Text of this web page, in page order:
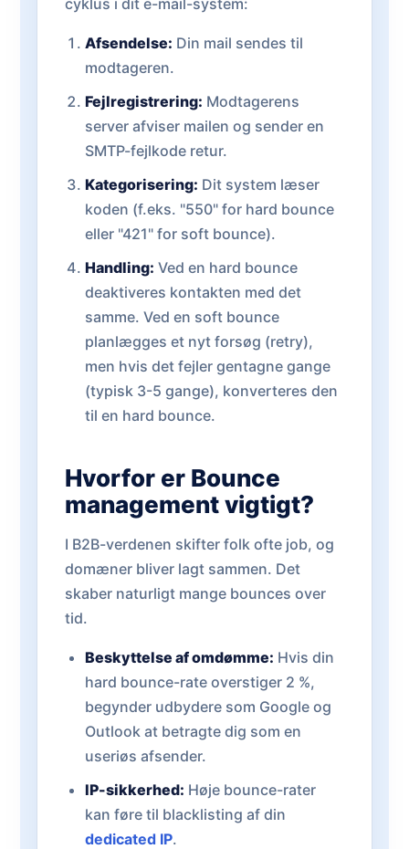
cyklus i dit e-mail-system:
Afsendelse: Din mail sendes til
modtageren.
Fejlregistrering: Modtagerens
server afviser mailen og sender en
SMTP-fejlkode retur.
Kategorisering: Dit system læser
koden (f.eks. "550" for hard bounce
eller "421" for soft bounce).
Handling: Ved en hard bounce
deaktiveres kontakten med det
samme. Ved en soft bounce
planlægges et nyt forsøg (retry),
men hvis det fejler gentagne gange
(typisk 3-5 gange), konverteres den
til en hard bounce.
Hvorfor er Bounce
management vigtigt?
I B2B-verdenen skifter folk ofte job, og
domæner bliver lagt sammen. Det
skaber naturligt mange bounces over
tid.
Beskyttelse af omdømme: Hvis din
hard bounce-rate overstiger 2 %,
begynder udbydere som Google og
Outlook at betragte dig som en
useriøs afsender.
IP-sikkerhed: Høje bounce-rater
kan føre til blacklisting af din
dedicated IP.